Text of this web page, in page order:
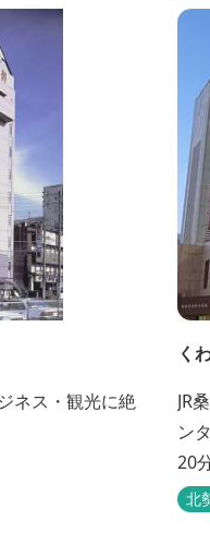
ネス・観光に絶
く
JR
ン
20
北